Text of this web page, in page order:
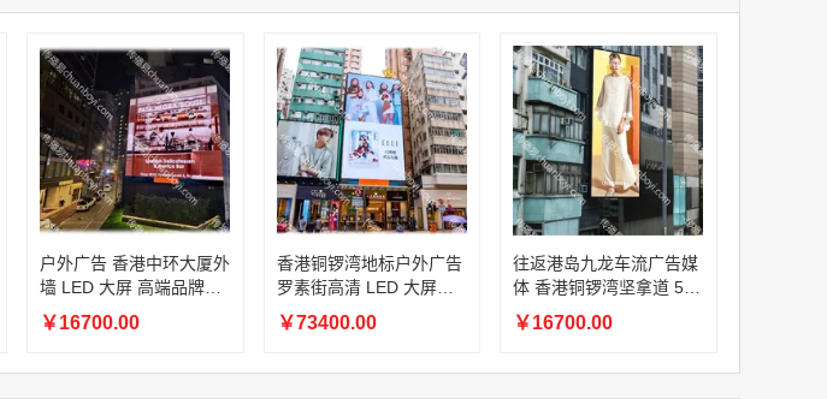
08:52:47 155****6115 联系了该媒体所在商家
15:18:49 173****0620 联系了该媒体所在商家
156****3374 联系了该媒体所在商家
15:42:33
158****0746 联系了该媒体所在商家
13:59:39 189****2617 联系了该媒体所在商家
12:40:20 177****7961 联系了该媒体所在商家
￥1056000.00
腾讯体育APP开屏广告_刊例价3折非赛季（8月9日-9月30日）
￥686400.00
户外广告 香港中环大厦外
墙 LED 大屏 高端品牌海
外宣传广告租赁
￥16700.00
香港铜锣湾地标户外广告
罗素街高清 LED 大屏宣
传媒体
￥73400.00
往返港岛九龙车流广告媒
体 香港铜锣湾坚拿道 5
号 LED 大屏
￥16700.00